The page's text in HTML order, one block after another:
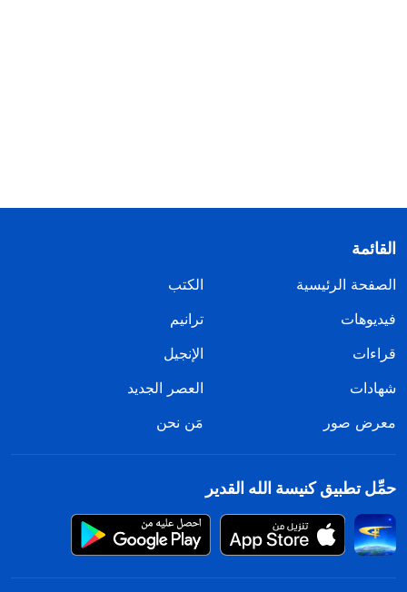
القائمة
الصفحة الرئيسية
الكتب
فيديوهات
ترانيم
قراءات
الإنجيل
شهادات
العصر الجديد
معرض صور
مَن نحن
حمِّل تطبيق كنيسة الله القدير